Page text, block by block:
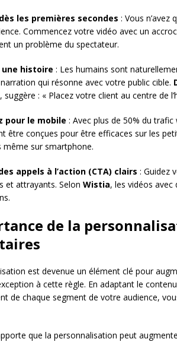
les premières secondes : Vous n’avez
Commencez votre vidéo avec un
un problème du spectateur.
une histoire : Les humains sont
qui résonne avec votre public cible.
suggère : « Placez votre client au centre de
pour le mobile : Avec plus de 50% du
être conçues pour être efficaces sur les
même sur smartphone.
appels à l’action (CTA) clairs : Guidez
et attrayants. Selon Wistia, les vidéos avec
de la
est devenue un élément clé pour
à cette règle. En adaptant le
de chaque segment de votre audience,
que la personnalisation peut